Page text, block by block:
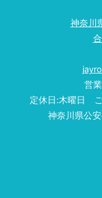
神奈川
営
定休日:木曜日 ご
神奈川県公